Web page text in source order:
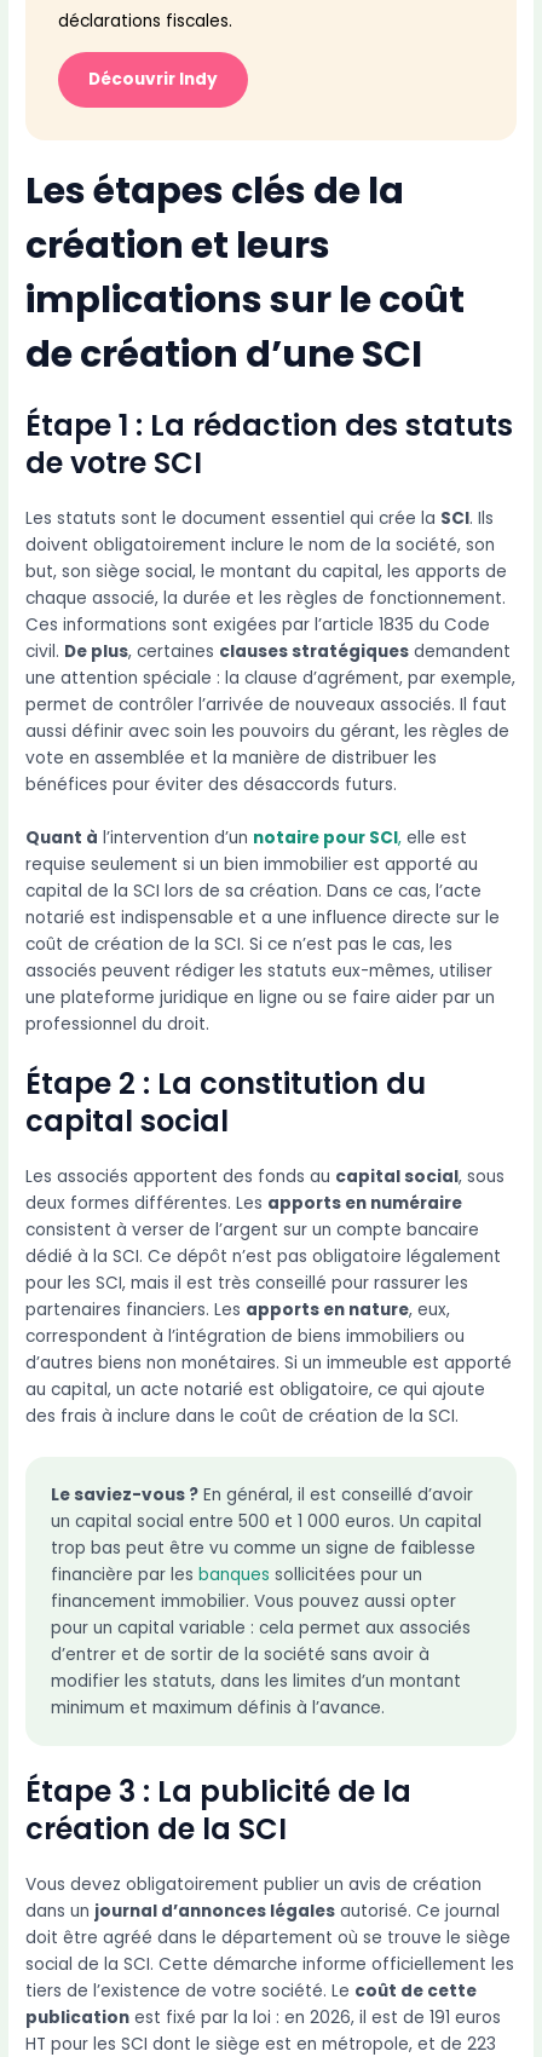
déclarations fiscales.
Découvrir Indy
Les étapes clés de la
création et leurs
implications sur le coût
de création d’une SCI
Étape 1 : La rédaction des statuts
de votre SCI
Les statuts sont le document essentiel qui crée la SCI. Ils
doivent obligatoirement inclure le nom de la société, son
but, son siège social, le montant du capital, les apports de
chaque associé, la durée et les règles de fonctionnement.
Ces informations sont exigées par l’article 1835 du Code
civil. De plus, certaines clauses stratégiques demandent
une attention spéciale : la clause d’agrément, par exemple,
permet de contrôler l’arrivée de nouveaux associés. Il faut
aussi définir avec soin les pouvoirs du gérant, les règles de
vote en assemblée et la manière de distribuer les
bénéfices pour éviter des désaccords futurs.
Quant à l’intervention d’un notaire pour SCI, elle est
requise seulement si un bien immobilier est apporté au
capital de la SCI lors de sa création. Dans ce cas, l’acte
notarié est indispensable et a une influence directe sur le
coût de création de la SCI. Si ce n’est pas le cas, les
associés peuvent rédiger les statuts eux-mêmes, utiliser
une plateforme juridique en ligne ou se faire aider par un
professionnel du droit.
Étape 2 : La constitution du
capital social
Les associés apportent des fonds au capital social, sous
deux formes différentes. Les apports en numéraire
consistent à verser de l’argent sur un compte bancaire
dédié à la SCI. Ce dépôt n’est pas obligatoire légalement
pour les SCI, mais il est très conseillé pour rassurer les
partenaires financiers. Les apports en nature, eux,
correspondent à l’intégration de biens immobiliers ou
d’autres biens non monétaires. Si un immeuble est apporté
au capital, un acte notarié est obligatoire, ce qui ajoute
des frais à inclure dans le coût de création de la SCI.
Le saviez-vous ?En général, il est conseillé d’avoir
un capital social entre 500 et 1 000 euros. Un capital
trop bas peut être vu comme un signe de faiblesse
financière par les banques sollicitées pour un
financement immobilier. Vous pouvez aussi opter
pour un capital variable : cela permet aux associés
d’entrer et de sortir de la société sans avoir à
modifier les statuts, dans les limites d’un montant
minimum et maximum définis à l’avance.
Étape 3 : La publicité de la
création de la SCI
Vous devez obligatoirement publier un avis de création
dans un journal d’annonces légales autorisé. Ce journal
doit être agréé dans le département où se trouve le siège
social de la SCI. Cette démarche informe officiellement les
tiers de l’existence de votre société. Le coût de cette
publication est fixé par la loi : en 2026, il est de 191 euros
HT pour les SCI dont le siège est en métropole, et de 223